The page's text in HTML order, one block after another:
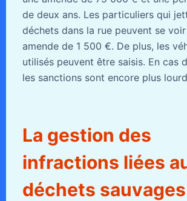
de deux ans. Les particuliers qui
déchets dans la rue peuvent se
amende de 1 500 €. De plus, les
utilisés peuvent être saisis. En cas
les sanctions sont encore plus
La gestion des
infractions liées
déchets